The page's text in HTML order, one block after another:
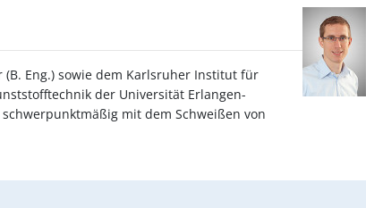
Eng.) sowie dem Karlsruher Institut für
der Universität Erlangen-
mit dem Schweißen von